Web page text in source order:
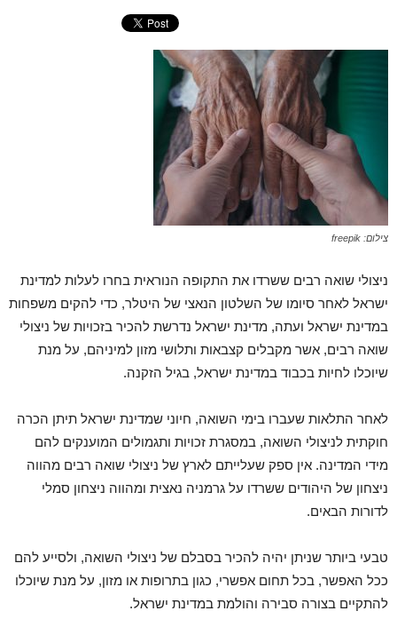
צילום: freepik
ניצולי שואה רבים ששרדו את התקופה הנוראית בחרו לעלות למדינת
ישראל לאחר סיומו של השלטון הנאצי של היטלר, כדי להקים משפחות
במדינת ישראל ועתה, מדינת ישראל נדרשת להכיר בזכויות של ניצולי
שואה רבים, אשר מקבלים קצבאות ותלושי מזון למיניהם, על מנת
שיוכלו לחיות בכבוד במדינת ישראל, בגיל הזקנה.
לאחר התלאות שעברו בימי השואה, חיוני שמדינת ישראל תיתן הכרה
חוקתית לניצולי השואה, במסגרת זכויות ותגמולים המוענקים להם
מידי המדינה. אין ספק שעלייתם לארץ של ניצולי שואה רבים מהווה
ניצחון של היהודים ששרדו על גרמניה נאצית ומהווה ניצחון סמלי
לדורות הבאים.
טבעי ביותר שניתן יהיה להכיר בסבלם של ניצולי השואה, ולסייע להם
ככל האפשר, בכל תחום אפשרי, כגון בתרופות או מזון, על מנת שיוכלו
להתקיים בצורה סבירה והולמת במדינת ישראל.